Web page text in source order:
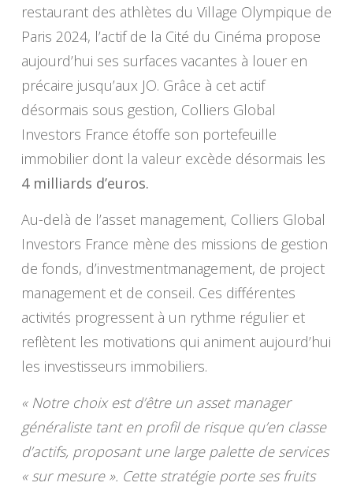
restaurant des athlètes du Village Olympique de
Paris 2024, l’actif de la Cité du Cinéma propose
aujourd’hui ses surfaces vacantes à louer en
précaire jusqu’aux JO. Grâce à cet actif
désormais sous gestion, Colliers Global
Investors France étoffe son portefeuille
immobilier dont la valeur excède désormais les
4 milliards d’euros.
Au-delà de l’asset management, Colliers Global
Investors France mène des missions de gestion
de fonds, d’investmentmanagement, de project
management et de conseil. Ces différentes
activités progressent à un rythme régulier et
reflètent les motivations qui animent aujourd’hui
les investisseurs immobiliers.
« Notre choix est d’être un asset manager
généraliste tant en profil de risque qu’en classe
d’actifs, proposant une large palette de services
« sur mesure ». Cette stratégie porte ses fruits